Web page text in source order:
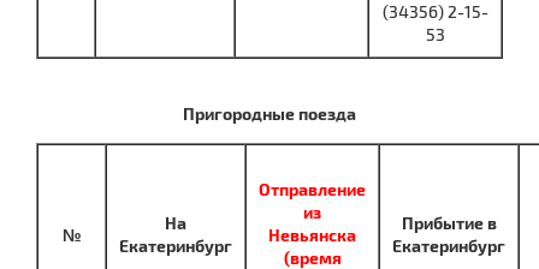
(34356) 2-15-
53
Пригородные поезда
№
На
Екатеринбург
Отправление
из
Невьянска
(время
Прибытие в
Екатеринбург